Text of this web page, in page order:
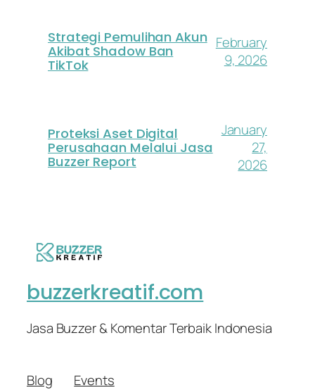
Strategi Pemulihan Akun
Akibat Shadow Ban
TikTok
February
9, 2026
Proteksi Aset Digital
Perusahaan Melalui Jasa
Buzzer Report
January
27,
2026
buzzerkreatif.com
Jasa Buzzer & Komentar Terbaik Indonesia
Blog
Events